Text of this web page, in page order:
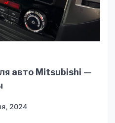
авто Mitsubishi —
2024